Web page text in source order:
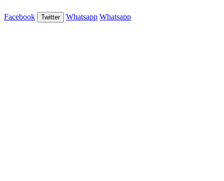
Facebook Twitter Whatsapp Whatsapp